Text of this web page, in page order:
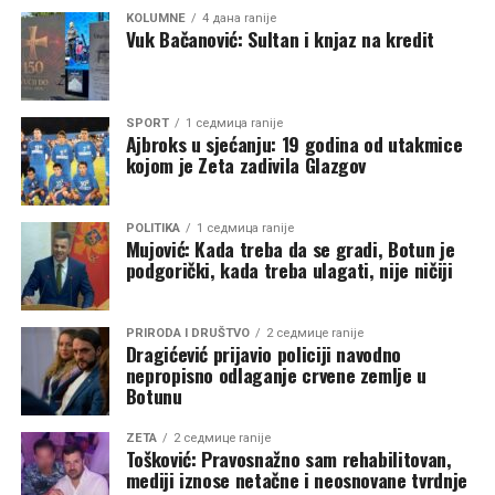
duhovnih pastira očekuju mir, pomirenje i jedinstvo, a
umjesto toga svakodnevno svjedoče novim podjelama.
Crkva je kroz istoriju opstajala onda kada je bila iznad
počnu da određuju crkvene odnose, prestaje da bude
prostor okupljanja i postaje novo poprište sukoba.
Budućnost Srpske pravoslavne crkve u Crnoj Gori
zavisiće od toga da li ostaje duhovni oslonac svog naroda
ili postaje još jedno polje političkog nadmetanja koje će
Vučić iskoristiti za dobijanje političkog uticaja.
KOLUMNE 4 дана ranije
Vuk Bačanović: Sultan i knjaz na kredit
SPORT 1 седмица ranije
Ajbroks u sjećanju: 19 godina od utakmice
kojom je Zeta zadivila Glazgov
POLITIKA 1 седмица ranije
Mujović: Kada treba da se gradi, Botun je
podgorički, kada treba ulagati, nije ničiji
PRIRODA I DRUŠTVO 2 седмице ranije
Dragićević prijavio policiji navodno
nepropisno odlaganje crvene zemlje u
Botunu
ZETA 2 седмице ranije
Tošković: Pravosnažno sam rehabilitovan,
mediji iznose netačne i neosnovane tvrdnje